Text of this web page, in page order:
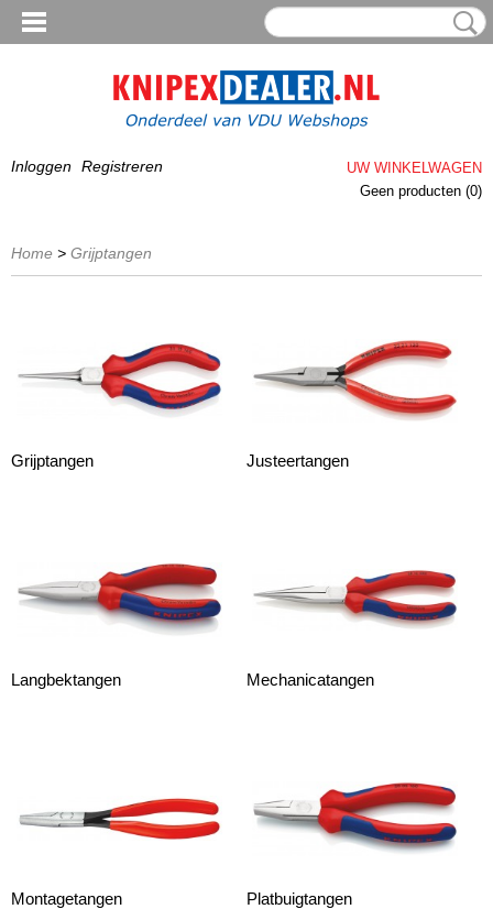
Inloggen Registreren
UW WINKELWAGEN
Geen producten (0)
Home > Grijptangen
Grijptangen Justeertangen
Langbektangen Mechanicatangen
Montagetangen Platbuigtangen